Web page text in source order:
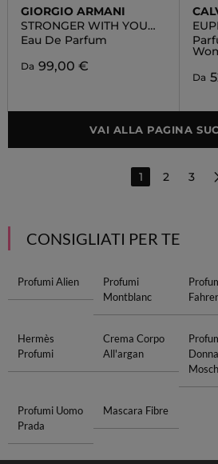
GIORGIO ARMANI
STRONGER WITH YOU
POWERFULLY
Eau De Parfum
Da 99,00 €
Da
VAI ALLA PAGINA
1 2 3
CONSIGLIATI PER TE
Profumi Alien
Profumi
Montblanc
Hermès
Profumi
Crema Corpo
All'argan
Donna
Profumi Uomo
Prada
Mascara Fibre